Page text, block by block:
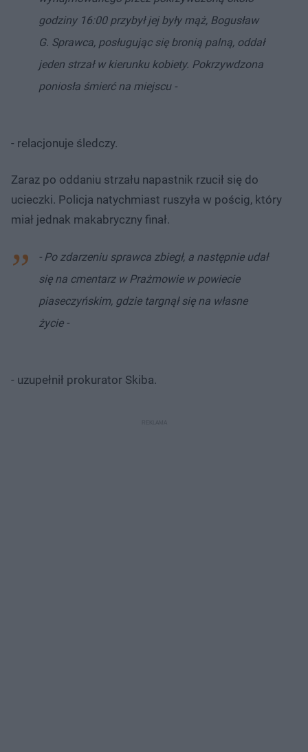
godziny 16:00 przybył jej były mąż, Bogusław
G. Sprawca, posługując się bronią palną, oddał
jeden strzał w kierunku kobiety. Pokrzywdzona
poniosła śmierć na miejscu -
- relacjonuje śledczy.
Zaraz po oddaniu strzału napastnik rzucił się do
ucieczki. Policja natychmiast ruszyła w pościg, który
miał jednak makabryczny finał.
- Po zdarzeniu sprawca zbiegł, a następnie udał
się na cmentarz w Prażmowie w powiecie
piaseczyńskim, gdzie targnął się na własne
życie -
- uzupełnił prokurator Skiba.